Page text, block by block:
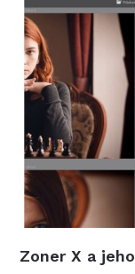
Zoner X a